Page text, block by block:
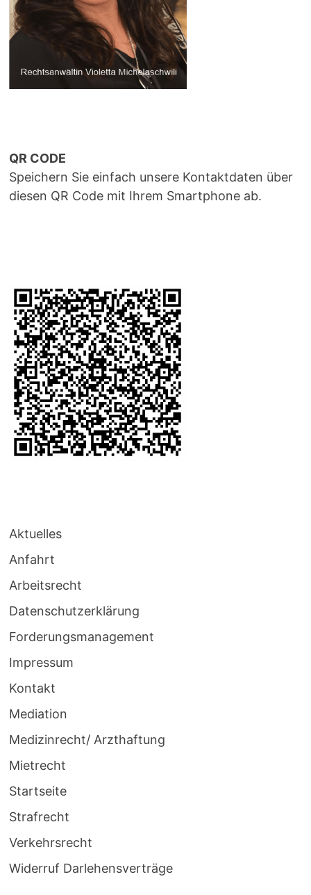
QR CODE
Speichern Sie einfach unsere Kontaktdaten über
diesen QR Code mit Ihrem Smartphone ab.
Aktuelles
Anfahrt
Arbeitsrecht
Datenschutzerklärung
Forderungsmanagement
Impressum
Kontakt
Mediation
Medizinrecht/ Arzthaftung
Mietrecht
Startseite
Strafrecht
Verkehrsrecht
Widerruf Darlehensverträge